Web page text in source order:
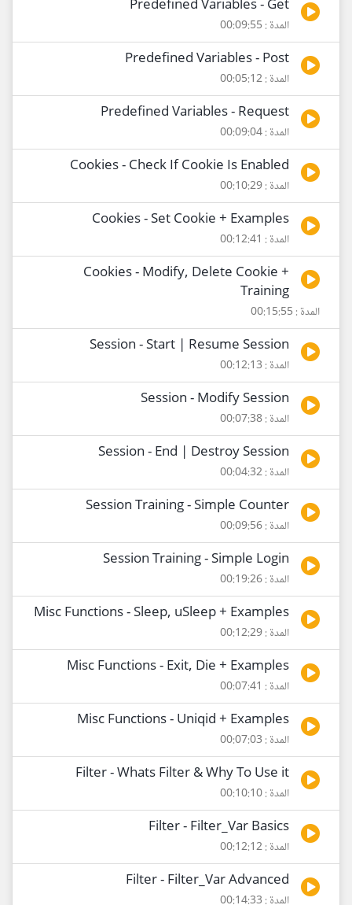
Predefined Variables - Get
المدة : 00:09:55
Predefined Variables - Post
المدة : 00:05:12
Predefined Variables - Request
المدة : 00:09:04
Cookies - Check If Cookie Is Enabled
المدة : 00:10:29
Cookies - Set Cookie + Examples
المدة : 00:12:41
Cookies - Modify, Delete Cookie +
Training
المدة : 00:15:55
Session - Start | Resume Session
المدة : 00:12:13
Session - Modify Session
المدة : 00:07:38
Session - End | Destroy Session
المدة : 00:04:32
Session Training - Simple Counter
المدة : 00:09:56
Session Training - Simple Login
المدة : 00:19:26
Misc Functions - Sleep, uSleep + Examples
المدة : 00:12:29
Misc Functions - Exit, Die + Examples
المدة : 00:07:41
Misc Functions - Uniqid + Examples
المدة : 00:07:03
Filter - Whats Filter & Why To Use it
المدة : 00:10:10
Filter - Filter_Var Basics
المدة : 00:12:12
Filter - Filter_Var Advanced
المدة : 00:14:33